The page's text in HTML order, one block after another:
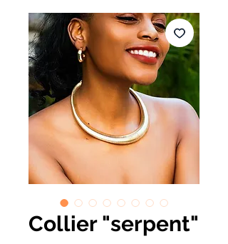
Collier "serpent"